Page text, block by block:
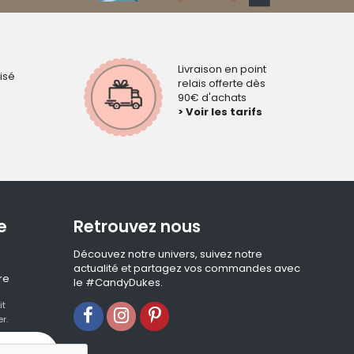
Livraison en point
relais offerte dès
90€ d'achats
> Voir les tarifs
Retrouvez nous
Découvez notre univers, suivez notre
actualité et partagez vos commandes avec
le #CandyDukes.